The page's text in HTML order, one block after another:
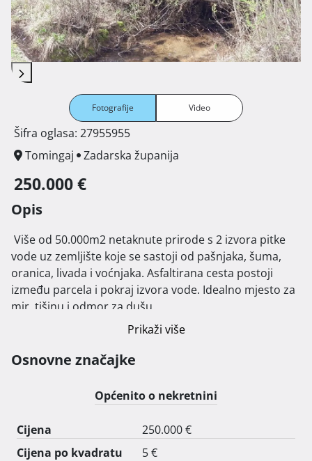
Fotografije Video
Šifra oglasa: 27955955
Tomingaj
Zadarska županija
250.000 €
Opis
vode uz zemljište koje se sastoji od pašnjaka, šuma,
oranica, livada i voćnjaka. Asfaltirana cesta postoji
između parcela i pokraj izvora vode. Idealno mjesto za
mir, tišinu i odmor za dušu.
Prikaži više
Osnovne značajke
Općenito o nekretnini
Cijena
250.000 €
Cijena po kvadratu
5 €